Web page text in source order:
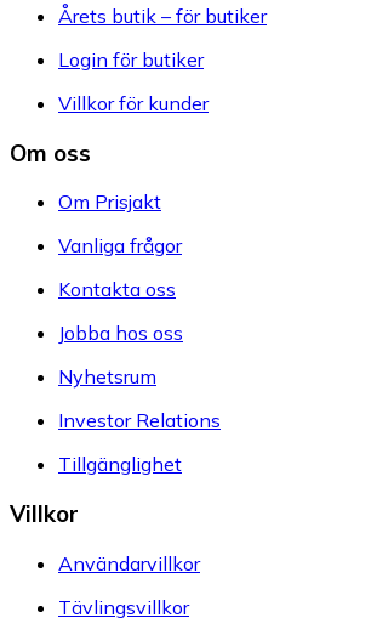
Årets butik – för butiker
Login för butiker
Villkor för kunder
Om oss
Om Prisjakt
Vanliga frågor
Kontakta oss
Jobba hos oss
Nyhetsrum
Investor Relations
Tillgänglighet
Villkor
Användarvillkor
Tävlingsvillkor